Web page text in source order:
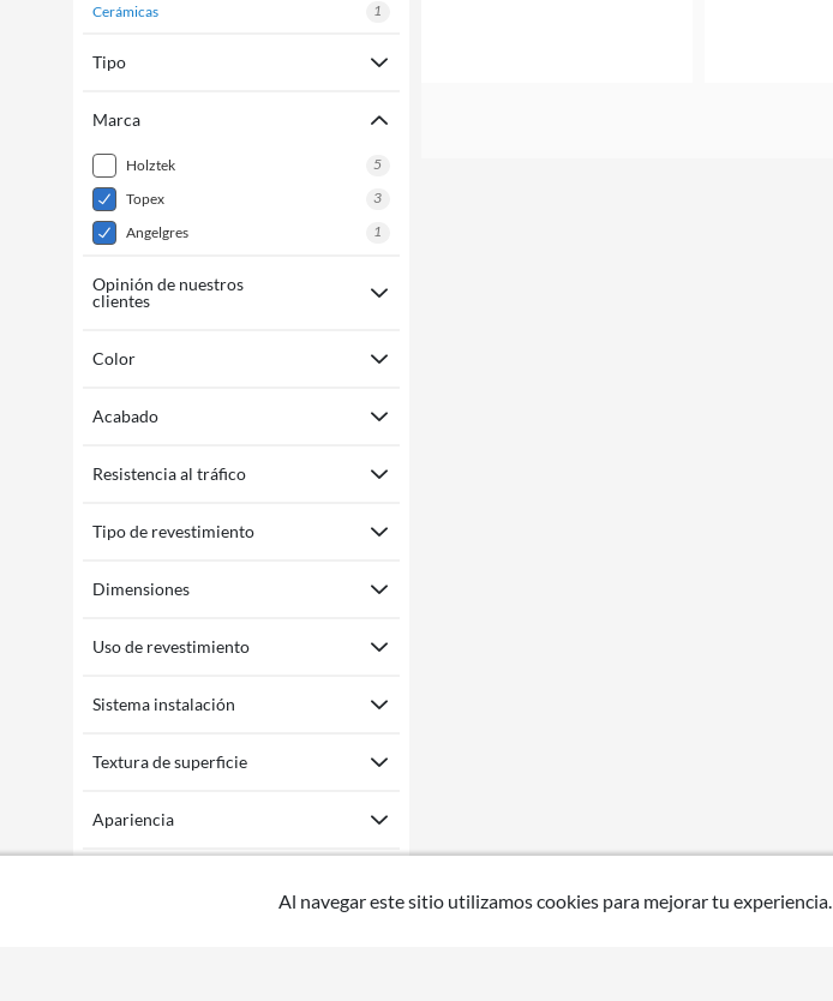
cerámicas
1
Tipo
Marca
holztek
5
topex
3
angelgres
1
Opinión de nuestros
clientes
Color
Acabado
Resistencia al tráfico
Tipo de revestimiento
Dimensiones
Uso de revestimiento
Sistema instalación
Textura de superficie
Apariencia
Al navegar este sitio utilizamos cookies para mejorar tu experiencia.